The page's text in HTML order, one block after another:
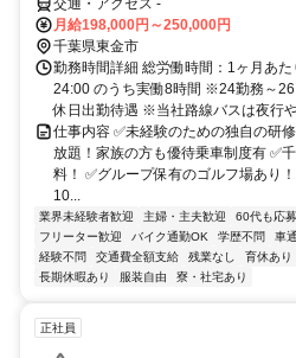
交通・アクセス -
月給198,000円～250,000円
千葉県東金市
勤務時間詳細 総労働時間：1ヶ月あ
24:00 のうち実働8時間 ※24勤務～
休日出勤待遇 ※当社路線バスは夜行
仕事内容 ✅未経験のための独自の研
放題！家族の方も優待乗車制度有 ✅
料！ ✅グループ保有のゴルフ場あり
10...
業界未経験者歓迎 主婦・主夫歓迎 60代も応募
フリーター歓迎
バイク通勤OK 学歴不問 車
経験不問
交通費全額支給 残業なし 育休あり
長期休暇あり
服装自由 寮・社宅あり
正社員